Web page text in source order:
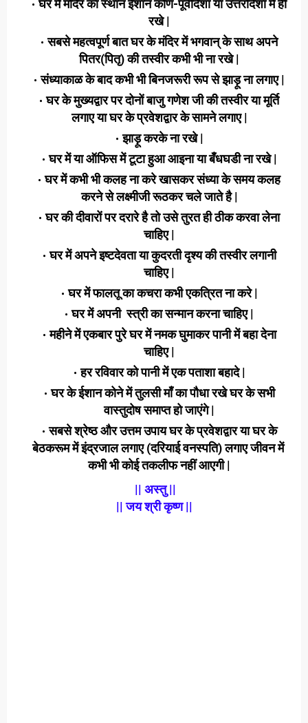
घर में मंदिर का स्थान ईशान कोण-पूर्वदिशा या उत्तरदिशा में ही
रखे |
सबसे महत्वपूर्ण बात घर के मंदिर में भगवान् के साथ अपने
पितर(पितृ) की तस्वीर कभी भी ना रखे |
संध्याकाळ के बाद कभी भी बिनजरूरी रूप से झाड़ू ना लगाए |
घर के मुख्यद्वार पर दोनों बाजु गणेश जी की तस्वीर या मूर्ति
लगाए या घर के प्रवेशद्वार के सामने लगाए |
झाड़ू करके ना रखे |
घर में या ऑफिस में टूटा हुआ आइना या बँधघडी ना रखे |
घर में कभी भी कलह ना करे खासकर संध्या के समय कलह
करने से लक्ष्मीजी रूठकर चले जाते है |
घर की दीवारों पर दरारे है तो उसे तुरत ही ठीक करवा लेना
चाहिए |
घर में अपने इष्टदेवता या कुदरती दृश्य की तस्वीर लगानी
चाहिए |
घर में फालतू का कचरा कभी एकत्रित ना करे |
घर में अपनी स्त्री का सन्मान करना चाहिए |
महीने में एकबार पुरे घर में नमक घुमाकर पानी में बहा देना
चाहिए |
हर रविवार को पानी में एक पताशा बहादे |
घर के ईशान कोने में तुलसी माँ का पौधा रखे घर के सभी
वास्तुदोष समाप्त हो जाएंगे |
सबसे श्रेष्ठ और उत्तम उपाय घर के प्रवेशद्वार या घर के
बेठकरूम में इंद्रजाल लगाए (दरियाई वनस्पति) लगाए जीवन में
कभी भी कोई तकलीफ नहीं आएगी |
|| अस्तु ||
|| जय श्री कृष्ण ||